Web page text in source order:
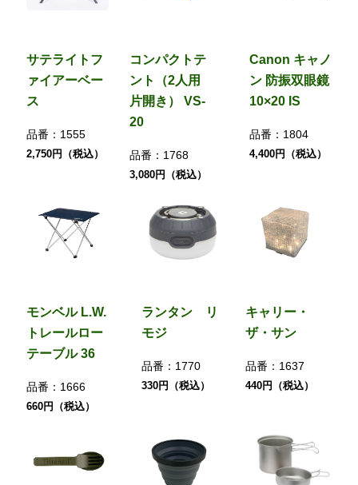
サテライトフ
ァイアーベー
ス
品番： 1555
2,750円（税込）
コンパクトテ
ント（2人用
片開き） VS-
20
品番： 1768
3,080円（税込）
Canon キャノ
ン 防振双眼鏡
10×20 IS
品番： 1804
4,400円（税込）
モンベル L.W.
トレールロー
テーブル 36
品番： 1666
660円（税込）
ランタン リ
モジ
品番： 1770
330円（税込）
キャリー・
ザ・サン
品番： 1637
440円（税込）